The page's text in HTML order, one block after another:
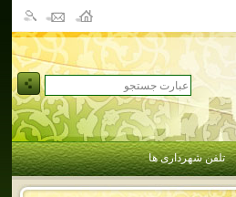
تلفن شهرداری ها